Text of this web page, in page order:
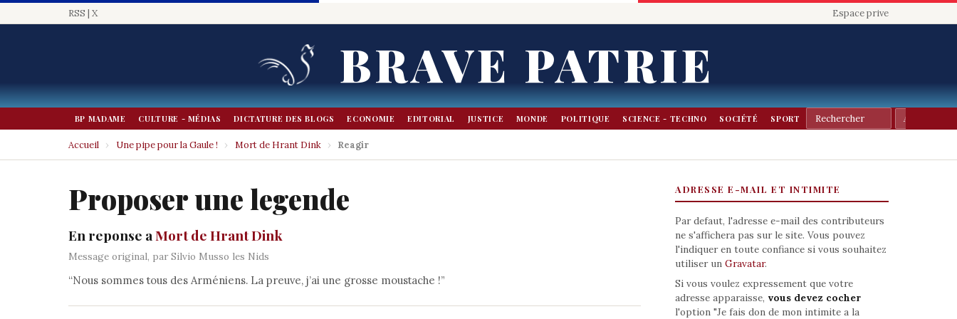
RSS | X Espace prive
BRAVE PATRIE
BP MADAME CULTURE - MÉDIAS DICTATURE DES BLOGS ECONOMIE EDITORIAL JUSTICE MONDE POLITIQUE SCIENCE - TECHNO SOCIÉTÉ SPORT
Accueil › Une pipe pour la Gaule ! › Mort de Hrant Dink › Reagir
Proposer une legende
En reponse aMort de Hrant Dink
Message original, par Silvio Musso les Nids
“Nous sommes tous des Arméniens. La preuve, j’ai une grosse moustache !”
ADRESSE E-MAIL ET INTIMITE
Par defaut, l'adresse e-mail des contributeurs
ne s'affichera pas sur le site. Vous pouvez
l'indiquer en toute confiance si vous souhaitez
utiliser un Gravatar.
Si vous voulez expressement que votre
adresse apparaisse, vous devez cocher
l'option "Je fais don de mon intimite a la